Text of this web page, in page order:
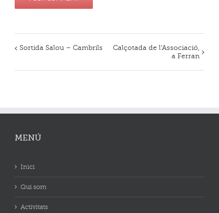
Navegació
Sortida Salou – Cambrils
Calçotada de l’Associació,
a Ferran
MENÚ
Inici
Qui som
Activitats